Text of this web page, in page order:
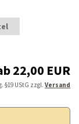
22,00 EUR
§19 UStG zzgl. Versand